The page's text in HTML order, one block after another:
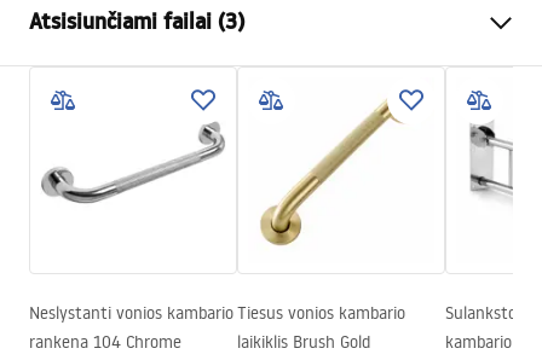
Medžiaga
Baterijos Tipas
Vienos rankenos
Montavimo būdas
Paviršinis montavimas
Aukščio reguliavimas
Min. aukštis
930mm
1310
Slėgio reguliavimas
Taip
Anti-Calc sistema
Taip
Atsisiunčiami failai (3)
Saugos informacija
Safety_Information_Shower_set.pdf
Garantijos sąlygos
Warranty_Terms_and_Conditions_Faucets_-_5.pdf
Surinkimo instrukcija
shower_set.pdf
Neslystanti vonios kambario
rankena 104 Chrome
Tiesus vonios kambario
laikiklis Brush Gold
kambario